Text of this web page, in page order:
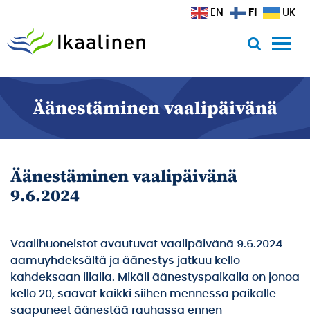
Äänestäminen vaalipäivänä
Äänestäminen vaalipäivänä
9.6.2024
Vaalihuoneistot avautuvat vaalipäivänä 9.6.2024
aamuyhdeksältä ja äänestys jatkuu kello
kahdeksaan illalla. Mikäli äänestyspaikalla on jonoa
kello 20, saavat kaikki siihen mennessä paikalle
saapuneet äänestää rauhassa ennen
EN FI UK